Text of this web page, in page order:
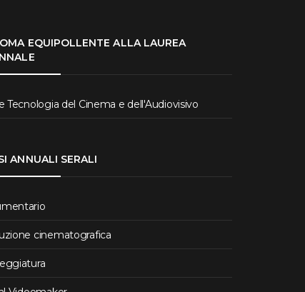
EQUIPOLLENTE ALLA LAUREA
Tecnologia del Cinema e dell'Audiovisivo
ANNUALI SERALI
cinematografica